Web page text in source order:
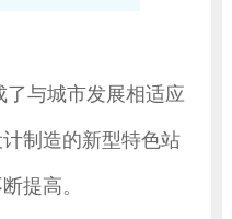
与城市发展相适应
制造的新型特色站
提高。